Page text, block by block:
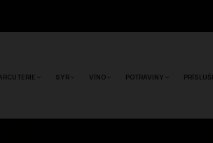
SYR VÍNO POTRAVINY